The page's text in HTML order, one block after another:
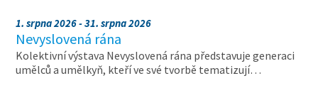
1. srpna 2026 - 31. srpna 2026
Nevyslovená rána
Kolektivní výstava Nevyslovená rána představuje generaci
umělců a umělkyň, kteří ve své tvorbě tematizují…